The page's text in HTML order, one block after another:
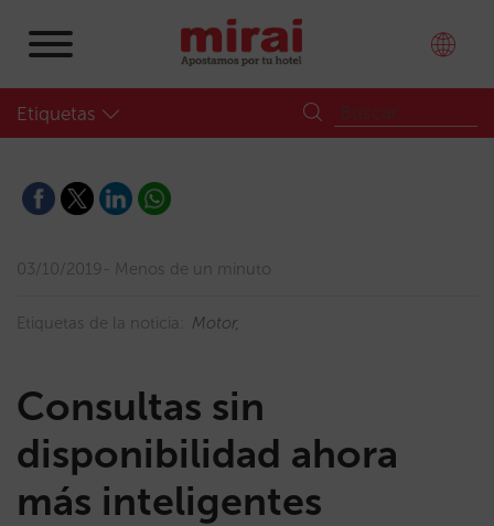
Etiquetas
03/10/2019 Menos de un minuto
Etiquetas de la noticia: Motor
Consultas sin
disponibilidad ahora
más inteligentes